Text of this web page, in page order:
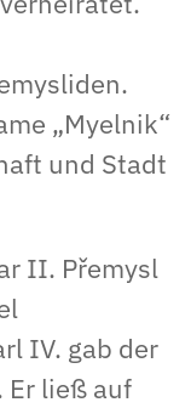
„Myelnik“
und Stadt
II. Přemysl
IV. gab der
Er ließ auf